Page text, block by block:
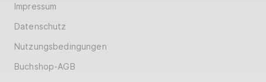
Impressum
Datenschutz
Nutzungsbedingungen
Buchshop-AGB